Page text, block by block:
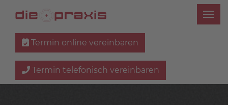
Termin online vereinbaren
Termin telefonisch vereinbaren